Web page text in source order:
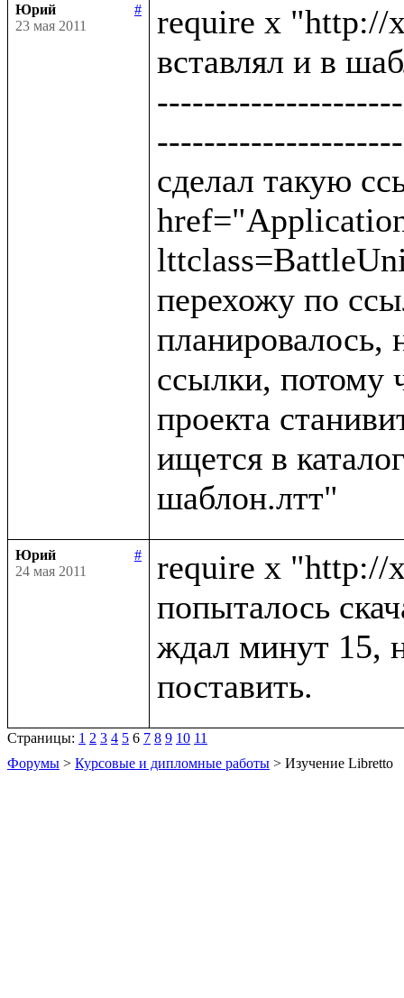
Юрий
#
23 мая 2011
require x "http://
вставлял и в
сделал такую
перехожу по
планировалось,
ссылки, потому
проекта
ищется в
Юрий
#
24 мая 2011
require x "http://
попыталось
ждал минут 15,
Страницы: 1 2 3 4 5 6 7 8 9 10 11
Форумы > Курсовые и дипломные работы > Изучение Libretto